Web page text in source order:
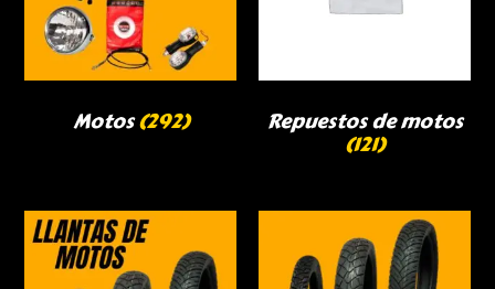
Motos(292) Repuestos de motos
(121)